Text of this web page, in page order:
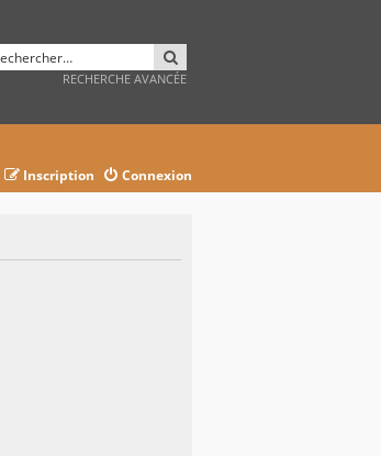
RECHERCHE AVANCÉE
Connexion
Inscription